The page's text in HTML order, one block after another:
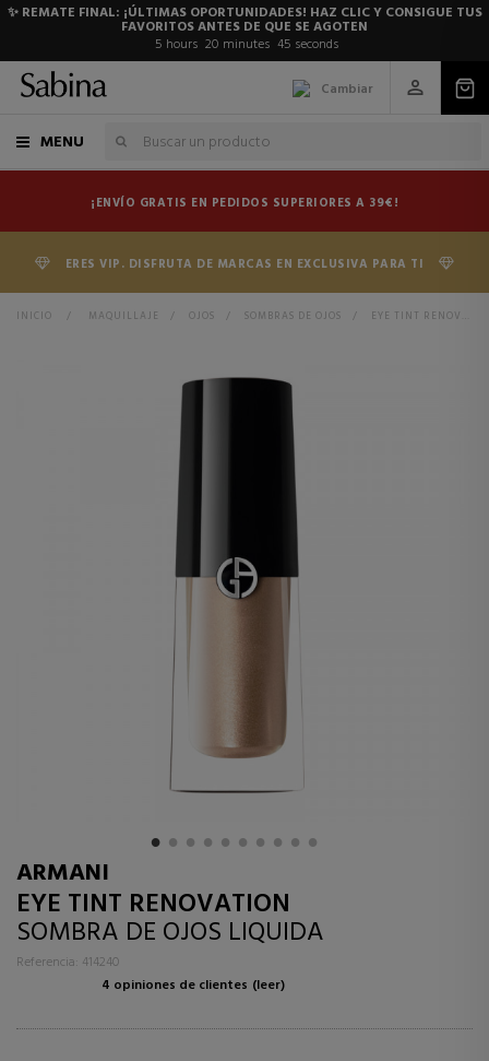
✨ REMATE FINAL: ¡ÚLTIMAS OPORTUNIDADES! HAZ CLIC Y CONSIGUE TUS
FAVORITOS ANTES DE QUE SE AGOTEN
5 hours 20 minutes 45 seconds
Cambiar
MENU
¡ENVÍO GRATIS EN PEDIDOS SUPERIORES A 39€!
ERES VIP. DISFRUTA DE MARCAS EN EXCLUSIVA PARA TI
INICIO > MAQUILLAJE > OJOS > SOMBRAS DE OJOS > EYE TINT RENOVATION SOMBRA DE OJOS LIQUIDA
ARMANI
EYE TINT RENOVATION
SOMBRA DE OJOS LIQUIDA
Referencia: 414240
4 opiniones de clientes (leer)